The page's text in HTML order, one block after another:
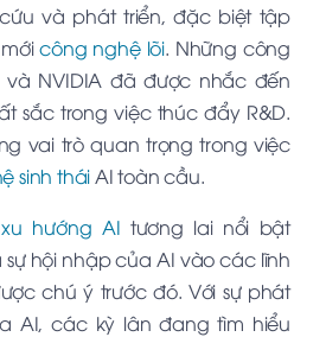
và phát triển, đặc biệt tập
công nghệ lõi. Những công
NVIDIA đã được nhắc đến
sắc trong việc thúc đẩy R&D.
vai trò quan trọng trong việc
sinh tháiAI toàn cầu.
xu hướng AI tương lai nổi bật
hội nhập của AI vào các lĩnh
chú ý trước đó. Với sự phát
AI, các kỳ lân đang tìm hiểu